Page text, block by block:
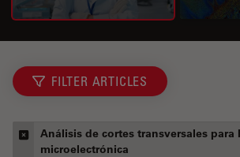
FILTER ARTICLES
Análisis de cortes transversales para
microelectrónica